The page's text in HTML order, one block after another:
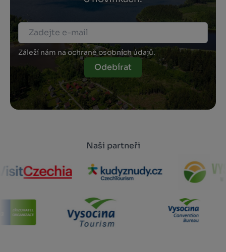
Záleží nám na ochraně osobních údajů.
Odebírat
Naši partneři